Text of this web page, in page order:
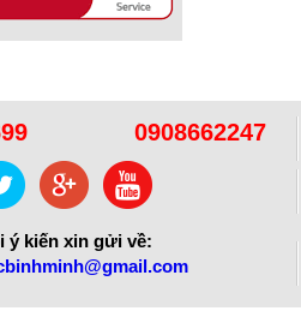
0908662247
ý kiến xin gửi về: